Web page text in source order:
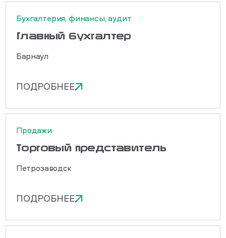
Бухгалтерия, финансы, аудит
Главный бухгалтер
Барнаул
ПОДРОБНЕЕ
Продажи
Торговый представитель
Петрозаводск
ПОДРОБНЕЕ